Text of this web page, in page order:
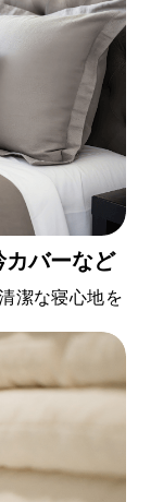
バーなど
潔な寝心地を